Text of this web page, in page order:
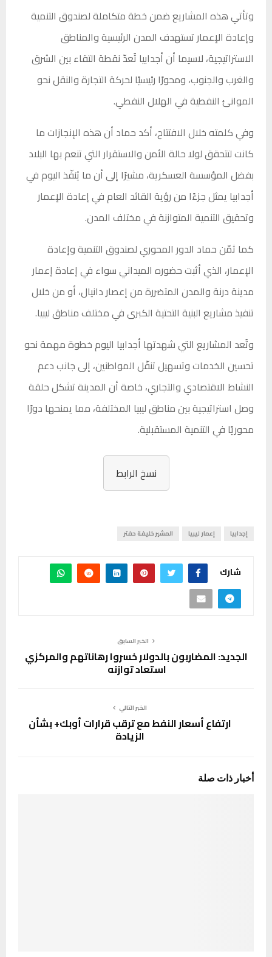
وتأتي هذه المشاريع ضمن خطة متكاملة لصندوق التنمية
وإعادة الإعمار تستهدف المدن الرئيسية والمناطق
الاستراتيجية، لاسيما أن أجدابيا تُعدّ نقطة التقاء بين الشرق
والغرب والجنوب، ومحورًا رئيسيًا لحركة التجارة والنقل نحو
الموانئ النفطية في الهلال النفطي.
وفي كلمته خلال الافتتاح، أكد حماد أن هذه الإنجازات ما
كانت لتتحقق لولا حالة الأمن والاستقرار التي تنعم بها البلاد
بفضل المؤسسة العسكرية، مشيرًا إلى أن ما يُنفّذ اليوم في
أجدابيا يمثل جزءًا من رؤية القائد العام في إعادة الإعمار
وتحقيق التنمية المتوازنة في مختلف المدن.
كما ثمّن حماد الدور المحوري لصندوق التنمية وإعادة
الإعمار، الذي أثبت حضوره الميداني سواء في إعادة إعمار
مدينة درنة والمدن المتضررة من إعصار دانيال، أو من خلال
تنفيذ مشاريع البنية التحتية الكبرى في مختلف مناطق ليبيا.
وتُعد المشاريع التي شهدتها أجدابيا اليوم خطوة مهمة نحو
تحسين الخدمات وتسهيل تنقّل المواطنين، إلى جانب دعم
النشاط الاقتصادي والتجاري، خاصة أن المدينة تشكل حلقة
وصل استراتيجية بين مناطق ليبيا المختلفة، مما يمنحها دورًا
محوريًا في التنمية المستقبلية.
نسخ الرابط
إجدابيا إعمار ليبيا المشير خليفة حفتر
شارك
الخبر السابق
الجديد: المضاربون بالدولار خسروا رهاناتهم والمركزي
استعاد توازنه
الخبر التالي
ارتفاع أسعار النفط مع ترقب قرارات أوبك+ بشأن
الزيادة
أخبار ذات صلة